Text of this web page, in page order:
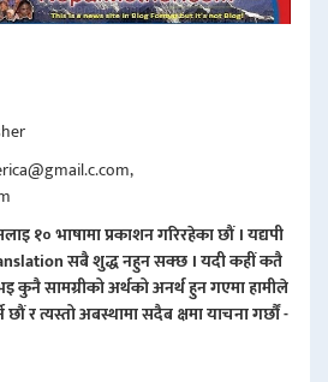
१० भाषामा प्रकाशन गरिरहेका छौं । यद्यपी
सबै शुद्ध नहुन सक्छ । यदी कहीं कतै
सामग्रीको अर्थको अनर्थ हुन गएमा हामीले
र त्यस्तो अबस्थामा सदैब क्षमा याचना गर्छौं -